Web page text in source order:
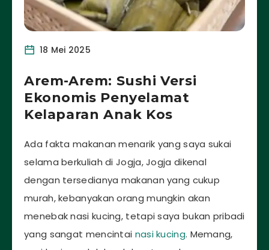
18 Mei 2025
Arem-Arem: Sushi Versi
Ekonomis Penyelamat
Kelaparan Anak Kos
Ada fakta makanan menarik yang saya sukai
selama berkuliah di Jogja, Jogja dikenal
dengan tersedianya makanan yang cukup
murah, kebanyakan orang mungkin akan
menebak nasi kucing, tetapi saya bukan pribadi
yang sangat mencintai nasi kucing. Memang,